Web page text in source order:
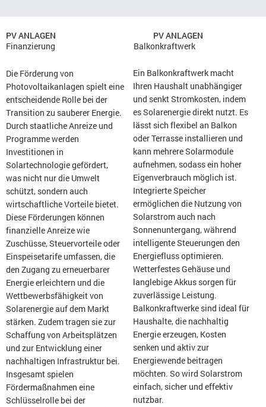
PV ANLAGEN
Finanzierung
Die Förderung von
Photovoltaikanlagen spielt eine
entscheidende Rolle bei der
Transition zu sauberer Energie.
Durch staatliche Anreize und
Programme werden
Investitionen in
Solartechnologie gefördert,
was nicht nur die Umwelt
schützt, sondern auch
wirtschaftliche Vorteile bietet.
Diese Förderungen können
finanzielle Anreize wie
Zuschüsse, Steuervorteile oder
Einspeisetarife umfassen, die
den Zugang zu erneuerbarer
Energie erleichtern und die
Wettbewerbsfähigkeit von
Solarenergie auf dem Markt
stärken. Zudem tragen sie zur
Schaffung von Arbeitsplätzen
und zur Entwicklung einer
nachhaltigen Infrastruktur bei.
Insgesamt spielen
Fördermaßnahmen eine
Schlüsselrolle bei der
PV ANLAGEN
Balkonkraftwerk
Ein Balkonkraftwerk macht
Ihren Haushalt unabhängiger
und senkt Stromkosten, indem
es Solarenergie direkt nutzt. Es
lässt sich flexibel an Balkon
oder Terrasse installieren und
kann mehrere Solarmodule
aufnehmen, sodass ein hoher
Eigenverbrauch möglich ist.
Integrierte Speicher
ermöglichen die Nutzung von
Solarstrom auch nach
Sonnenuntergang, während
intelligente Steuerungen den
Energiefluss optimieren.
Wetterfestes Gehäuse und
langlebige Akkus sorgen für
zuverlässige Leistung.
Balkonkraftwerke sind ideal für
Haushalte, die nachhaltig
Energie erzeugen, Kosten
senken und aktiv zur
Energiewende beitragen
möchten. So wird Solarstrom
einfach, sicher und effektiv
nutzbar.